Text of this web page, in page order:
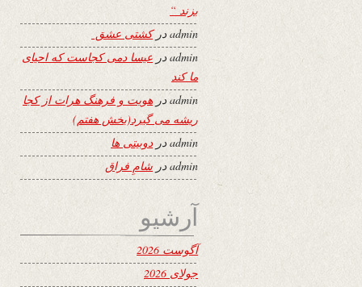
بزند “
adminدرکشتی عشق
adminدر عیسا دمی کجاست که احیای
ما کند
adminدر هویت و فرهنگ هرات از کجا
ریشه می گیرد(بخش هفتم)
adminدردوبیتی ها
admin در شامِ فراق
آرشیو
آگوست 2026
جولای 2026